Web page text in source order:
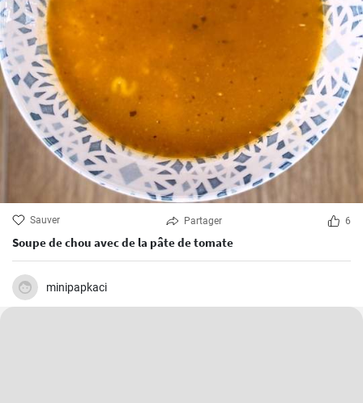
Sauver Partager 6
Soupe de chou avec de la pâte de tomate
minipapkaci